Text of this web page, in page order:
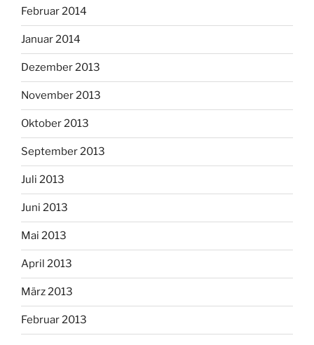
Februar 2014
Januar 2014
Dezember 2013
November 2013
Oktober 2013
September 2013
Juli 2013
Juni 2013
Mai 2013
April 2013
März 2013
Februar 2013